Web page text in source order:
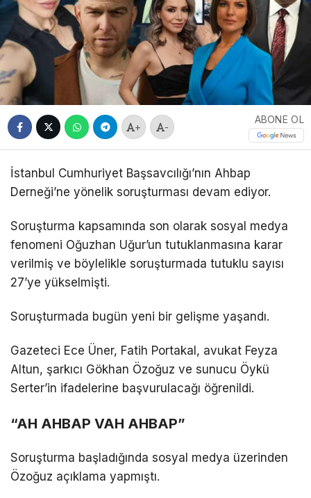
+ -
ABONE OL
İstanbul Cumhuriyet Başsavcılığı’nın Ahbap
Derneği’ne yönelik soruşturması devam ediyor.
Soruşturma kapsamında son olarak sosyal medya
fenomeni Oğuzhan Uğur’un tutuklanmasına karar
verilmiş ve böylelikle soruşturmada tutuklu sayısı
27’ye yükselmişti.
Soruşturmada bugün yeni bir gelişme yaşandı.
Gazeteci Ece Üner, Fatih Portakal, avukat Feyza
Altun, şarkıcı Gökhan Özoğuz ve sunucu Öykü
Serter’in ifadelerine başvurulacağı öğrenildi.
“AH AHBAP VAH AHBAP”
Soruşturma başladığında sosyal medya üzerinden
Özoğuz açıklama yapmıştı.